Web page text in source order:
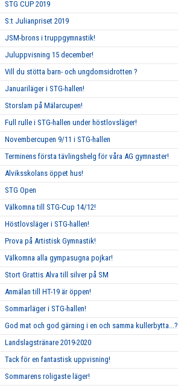
STG CUP 2019
S:t Julianpriset 2019
JSM-brons i truppgymnastik!
Juluppvisning 15 december!
Vill du stötta barn- och ungdomsidrotten ?
Januariläger i STG-hallen!
Storslam på Mälarcupen!
Full rulle i STG-hallen under höstlovsläger!
Novembercupen 9/11 i STG-hallen
Terminens första tävlingshelg för våra AG gymnaster!
Alviksskolans öppet hus!
STG Open
Välkomna till STG-Cup 14/12!
Höstlovsläger i STG-hallen!
Prova på Artistisk Gymnastik!
Välkomna alla gympasugna pojkar!
Stort Grattis Alva till silver på SM
Anmälan till HT-19 är öppen!
Sommarläger i STG-hallen!
God mat och god gärning i en och samma kullerbytta...?
Landslagstränare 2019-2020
Tack för en fantastisk uppvisning!
Sommarens roligaste läger!